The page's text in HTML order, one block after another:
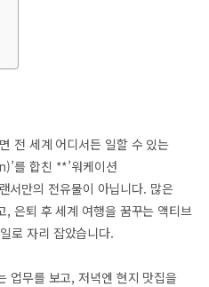
전 세계 어디서든 일할 수 있는
를 합친 **’워케이션
만의 전유물이 아닙니다. 많은
, 은퇴 후 세계 여행을 꿈꾸는 액티브
로 자리 잡았습니다.
업무를 보고, 저녁엔 현지 맛집을